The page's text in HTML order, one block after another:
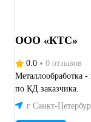
ООО «КТС»
0.0
0 отзывов
Металлообработка
по КД заказчика.
г Санкт-